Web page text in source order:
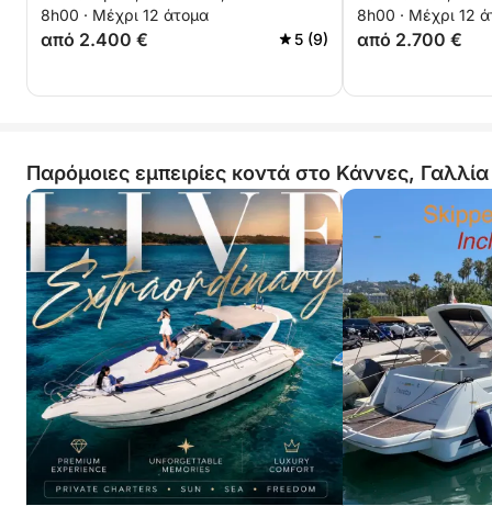
Golfe-Juan
8h00 · Μέχρι 12 άτομα
από 2.400 € 5 (9)
εκδρομή από
8h00 · Μέχρι 12
από 2.700 €
Παρόμοιες εμπειρίες κοντά στο Κάννες, Γαλλία